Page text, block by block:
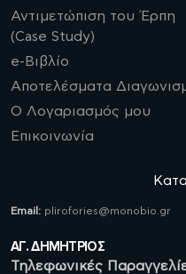
Αντιμετώπιση του Έρπη
(Case Study)
e-Βιβλίο
Αποτελέσματα
Ο Λογαριασμός μου
Επικοινωνία
Email: plirofories@monobio.gr
ΑΓ. ΔΗΜΗΤΡΙΟΣ
Τηλεφωνικές